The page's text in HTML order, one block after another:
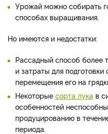
Урожай можно собирать
способах выращивания.
Но имеются и недостатки:
Рассадный способ более
и затраты для
перемещения его на
Некоторые сорта лука в
особенностей
продуцированию в
периода.